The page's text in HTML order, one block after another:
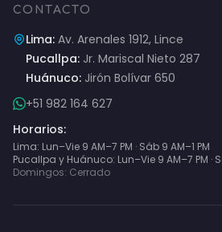
CONTACTO
Lima: Av. Arenales 1912, Lince
Pucallpa: Jr. Mariscal Nieto 287
Huánuco: Jirón Bolívar 650
+51 982 164 627
Horarios:
Lima: Lun–Vie 9 AM–7 PM · Sáb 9 AM–1 PM
Pucallpa y Huánuco: Lun–Vie 9 AM–7 PM ·
Domingos: Cerrado